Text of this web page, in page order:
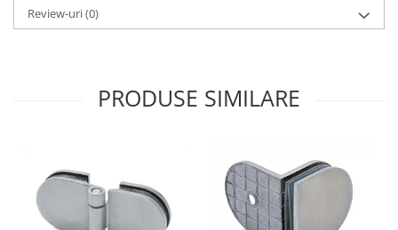
Balustrade sticla
balustrada sticla
Accesorii mana curenta profilata
Balcon frantuzesc
Review-uri(0)
PRODUSE SIMILARE